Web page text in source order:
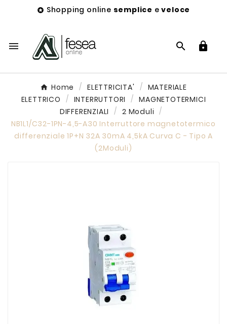
 Shopping online semplice eveloce
  
Home ELETTRICITA'
MATERIALE
ELETTRICO
INTERRUTTORI
MAGNETOTERMICI
DIFFERENZIALI
2 Moduli
NB1L1/C32-1PN-4,5-A30 Interruttore magnetotermico
differenziale 1P+N 32A 30mA 4,5kA Curva C - Tipo A
(2Moduli)